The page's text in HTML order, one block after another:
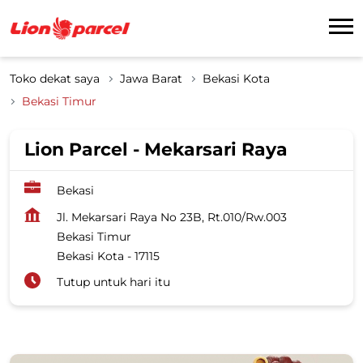
Toko dekat saya Jawa Barat
Bekasi Kota
Bekasi Timur
Lion Parcel - Mekarsari Raya
Bekasi
Jl. Mekarsari Raya No 23B, Rt.010/Rw.003
Bekasi Timur
Bekasi Kota - 17115
Tutup untuk hari itu